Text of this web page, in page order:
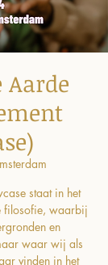
Aarde
staat in het
filosofie, waarbij
en
waar wij als
vinden in het